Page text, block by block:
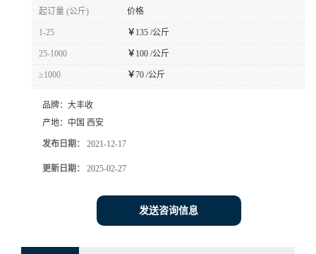
起订量 (公斤) 价格
1-25 ￥135 /公斤
25-1000 ￥100 /公斤
≥1000 ￥70 /公斤
品牌： 大丰收
产地： 中国 西安
发布日期： 2021-12-17
更新日期： 2025-02-27
发送咨询信息